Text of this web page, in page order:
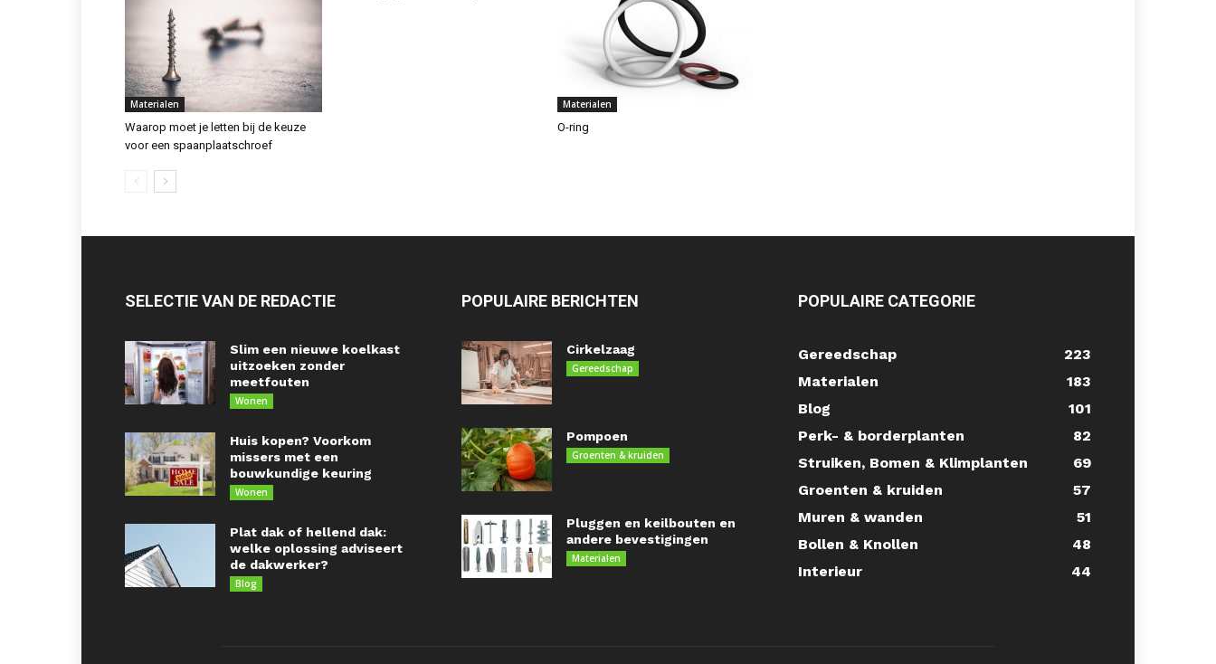
Materialen
Waarop moet je letten bij de keuze
voor een spaanplaatschroef
Materialen
O-ring
SELECTIE VAN DE REDACTIE
Slim een nieuwe koelkast
uitzoeken zonder
meetfouten
Wonen
Huis kopen? Voorkom
missers met een
bouwkundige keuring
Wonen
Plat dak of hellend dak:
welke oplossing adviseert
de dakwerker?
Blog
POPULAIRE BERICHTEN
Cirkelzaag
Gereedschap
Pompoen
Groenten & kruiden
Pluggen en keilbouten en
andere bevestigingen
Materialen
POPULAIRE CATEGORIE
Gereedschap
223
Materialen
183
Blog
101
Perk- & borderplanten
82
Struiken, Bomen & Klimplanten
69
Groenten & kruiden
57
Muren & wanden
51
Bollen & Knollen
48
Interieur
44